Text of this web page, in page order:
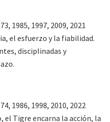
1985, 1997, 2009, 2021
el esfuerzo y la fiabilidad.
disciplinadas y
1986, 1998, 2010, 2022
el Tigre encarna la acción, la